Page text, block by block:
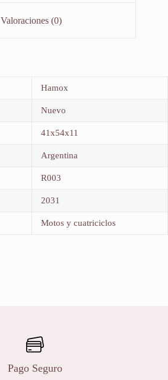
Valoraciones (0)
Hamox
Nuevo
41x54x11
Argentina
R003
2031
Motos y cuatriciclos
Pago Seguro